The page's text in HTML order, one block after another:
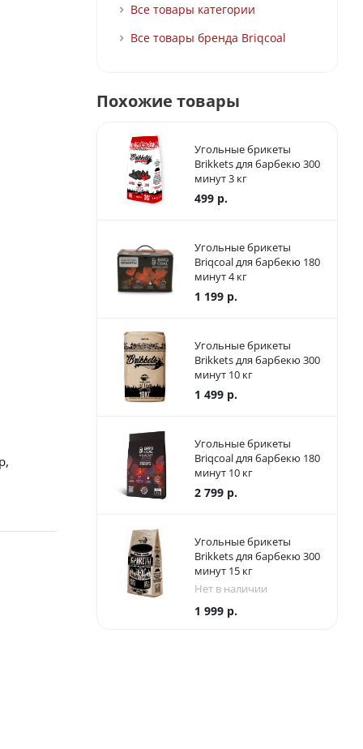
Все товары категории
Все товары бренда Briqcoal
Похожие товары
Угольные брикеты
Brikkets для барбекю 300
минут 3 кг
499р.
Угольные брикеты
Briqcoal для барбекю 180
минут 4 кг
1 199р.
Угольные брикеты
Brikkets для барбекю 300
минут 10 кг
1 499р.
Угольные брикеты
Briqcoal для барбекю 180
минут 10 кг
2 799р.
Угольные брикеты
Brikkets для барбекю 300
минут 15 кг
Нет в наличии
1 999р.